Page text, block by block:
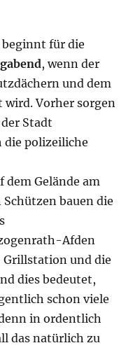
beginnt für die
, wenn der
und dem
Vorher sorgen
Stadt
die polizeiliche
dem Gelände am
bauen die
Afden
Grillstation und die
dies bedeutet,
schon viele
in ordentlich
das natürlich zu